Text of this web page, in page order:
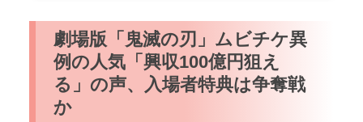
劇場版「鬼滅の刃」ムビチケ異
例の人気「興収100億円狙え
る」の声、入場者特典は争奪戦
か